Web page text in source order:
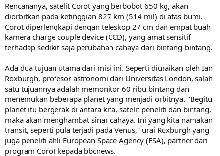
Rencananya, satelit Corot yang berbobot 650 kg, akan
diorbitkan pada ketinggian 827 km (514 mil) di atas bumi.
Corot diperlengkapi dengan teleskop 27 cm dan empat buah
kamera charge couple device (CCD), yang amat sensitif
terhadap sedikit saja perubahan cahaya dari bintang-bintang.
Ada dua tujuan utama dari misi ini. Seperti diuraikan oleh Ian
Roxburgh, profesor astronomi dari Universitas London, salah
satu tujuannya adalah memonitor 60 ribu bintang dan
menemukan beberapa planet yang menjadi orbitnya. ''Begitu
planet itu bergerak di antara kita, satelit peneliti dan bintang,
maka akan menghambat sinar cahaya. Ini yang kita namakan
transit, seperti pula terjadi pada Venus,'' urai Roxburgh yang
juga peneliti ahli European Space Agency (ESA), partner dari
program Corot kepada bbcnews.